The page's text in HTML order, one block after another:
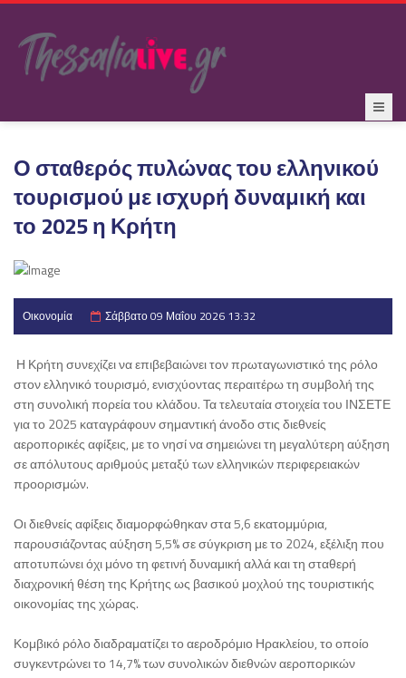
Ο σταθερός πυλώνας του ελληνικού
τουρισμού με ισχυρή δυναμική και
το 2025 η Κρήτη
Οικονομία Σάββατο 09 Μαΐου 2026 13:32
Η Κρήτη συνεχίζει να επιβεβαιώνει τον πρωταγωνιστικό της ρόλο
στον ελληνικό τουρισμό, ενισχύοντας περαιτέρω τη συμβολή της
στη συνολική πορεία του κλάδου. Τα τελευταία στοιχεία του ΙΝΣΕΤΕ
για το 2025 καταγράφουν σημαντική άνοδο στις διεθνείς
αεροπορικές αφίξεις, με το νησί να σημειώνει τη μεγαλύτερη αύξηση
σε απόλυτους αριθμούς μεταξύ των ελληνικών περιφερειακών
προορισμών.
Οι διεθνείς αφίξεις διαμορφώθηκαν στα 5,6 εκατομμύρια,
παρουσιάζοντας αύξηση 5,5% σε σύγκριση με το 2024, εξέλιξη που
αποτυπώνει όχι μόνο τη φετινή δυναμική αλλά και τη σταθερή
διαχρονική θέση της Κρήτης ως βασικού μοχλού της τουριστικής
οικονομίας της χώρας.
Κομβικό ρόλο διαδραματίζει το αεροδρόμιο Ηρακλείου, το οποίο
συγκεντρώνει το 14,7% των συνολικών διεθνών αεροπορικών